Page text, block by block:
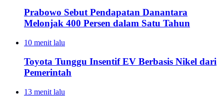
Prabowo Sebut Pendapatan Danantara
Melonjak 400 Persen dalam Satu Tahun
10 menit lalu
Toyota Tunggu Insentif EV Berbasis Nikel dari
Pemerintah
13 menit lalu